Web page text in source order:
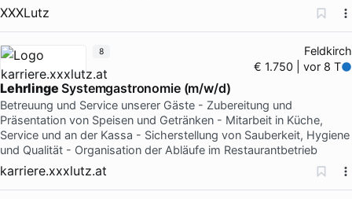
XXXLutz
Feldkirch
€ 1.750 | vor 8 T
Lehrlinge Systemgastronomie (m/w/d)
Betreuung und Service unserer Gäste - Zubereitung und
Präsentation von Speisen und Getränken - Mitarbeit in Küche,
Service und an der Kassa - Sicherstellung von Sauberkeit, Hygiene
und Qualität - Organisation der Abläufe im Restaurantbetrieb
karriere.xxxlutz.at
8